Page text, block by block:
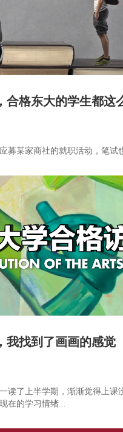
合格东大的学生都这
募某家商社的就职活动，笔试
我找到了画画的感觉
读了上半学期，渐渐觉得上课
在的学习情绪...